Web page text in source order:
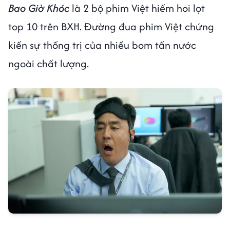
Bao Giờ Khóc là 2 bộ phim Việt hiếm hoi lọt
top 10 trên BXH. Đường đua phim Việt chứng
kiến sự thống trị của nhiều bom tấn nước
ngoài chất lượng.